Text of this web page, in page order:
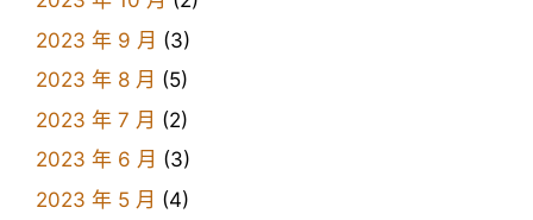
2023 年 9 月 (3)
2023 年 8 月 (5)
2023 年 7 月 (2)
2023 年 6 月 (3)
2023 年 5 月 (4)